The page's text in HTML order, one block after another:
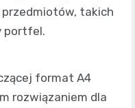
takich
portfel.
format A4
rozwiązaniem dla